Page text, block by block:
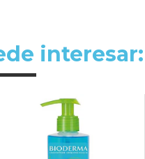
interesar: